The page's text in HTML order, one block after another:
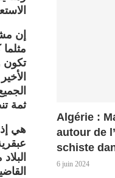
إن
تكون
ثمة
هي
Algérie :
autour de
schiste
6 juin 2024